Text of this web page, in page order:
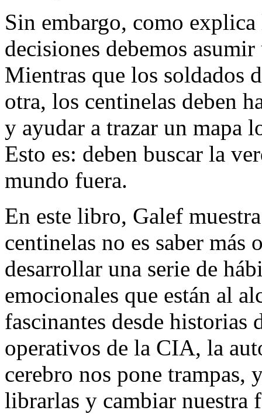
Sin embargo, como
decisiones debemos
Mientras que los soldados
otra, los centinelas deben
y ayudar a trazar un mapa
Esto es: deben buscar la
mundo fuera.
En este libro, Galef
centinelas no es saber más
desarrollar una serie de
emocionales que están al
fascinantes desde historias
operativos de la CIA, la
cerebro nos pone trampas,
librarlas y cambiar nuestra